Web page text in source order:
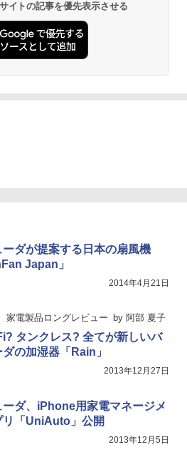
イトの記事を優先表示させる
ダが提案する日本の扇風機
Japan」
2014年4月21日
家電製品ロングレビュー by 阿部 夏子
タンクレス? 全てが新しいバ
の加湿器「Rain」
2013年12月27日
ーダ、iPhone用家電マネージメ
リ「UniAuto」公開
2013年12月5日